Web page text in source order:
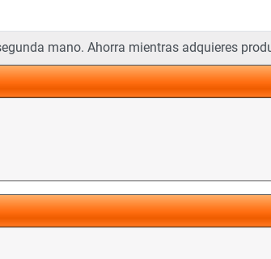
mano. Ahorra mientras adquieres